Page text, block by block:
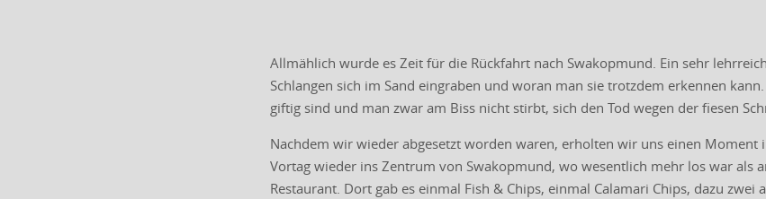
Allmählich wurde es Zeit für die Rückfahrt nach Swakopmund. Ein sehr
Schlangen sich im Sand eingraben und woran man sie trotzdem erkennen
giftig sind und man zwar am Biss nicht stirbt, sich den Tod wegen der fiesen
Nachdem wir wieder abgesetzt worden waren, erholten wir uns einen
Vortag wieder ins Zentrum von Swakopmund, wo wesentlich mehr los war als
Restaurant. Dort gab es einmal Fish & Chips, einmal Calamari Chips, dazu